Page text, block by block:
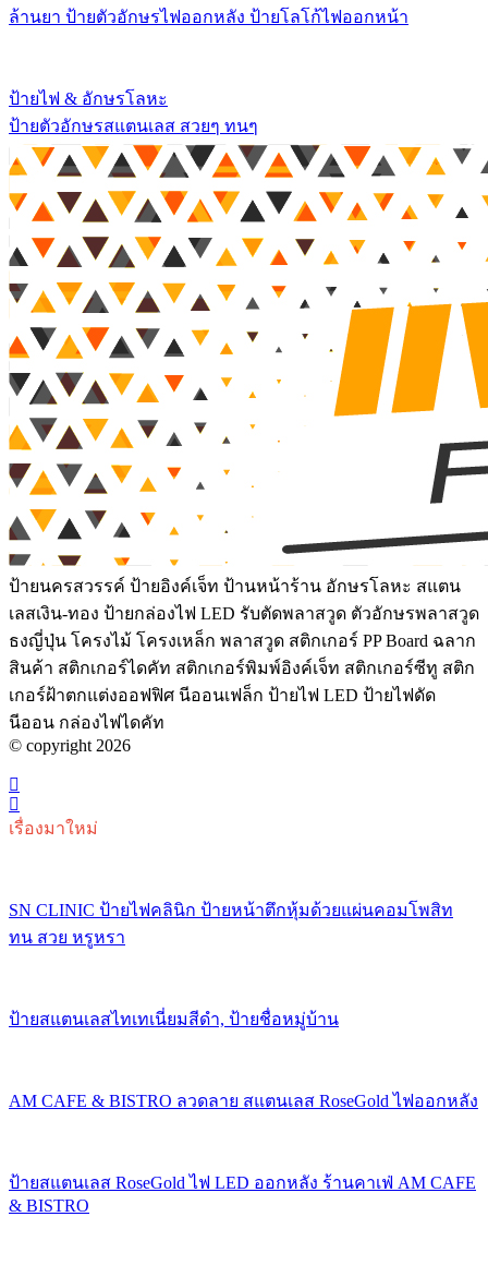
ล้านยา ป้ายตัวอักษรไฟออกหลัง ป้ายโลโก้ไฟออกหน้า
ป้ายไฟ & อักษรโลหะ
ป้ายตัวอักษรสแตนเลส สวยๆ ทนๆ
ป้ายนครสวรรค์ ป้ายอิงค์เจ็ท ป้านหน้าร้าน อักษรโลหะ สแตน
เลสเงิน-ทอง ป้ายกล่องไฟ LED รับตัดพลาสวูด ตัวอักษรพลาสวูด
ธงญี่ปุ่น โครงไม้ โครงเหล็ก พลาสวูด สติกเกอร์ PP Board ฉลาก
สินค้า สติกเกอร์ไดคัท สติกเกอร์พิมพ์อิงค์เจ็ท สติกเกอร์ซีทู สติก
เกอร์ฝ้าตกแต่งออฟฟิศ นีออนเฟล็ก ป้ายไฟ LED ป้ายไฟดัด
นีออน กล่องไฟไดคัท
© copyright 2026
เรื่องมาใหม่
SN CLINIC ป้ายไฟคลินิก ป้ายหน้าตึกหุ้มด้วยแผ่นคอมโพสิท
ทน สวย หรูหรา
ป้ายสแตนเลสไทเทเนี่ยมสีดำ, ป้ายชื่อหมู่บ้าน
AM CAFE & BISTRO ลวดลาย สแตนเลส RoseGold ไฟออกหลัง
ป้ายสแตนเลส RoseGold ไฟ LED ออกหลัง ร้านคาเฟ่ AM CAFE
& BISTRO